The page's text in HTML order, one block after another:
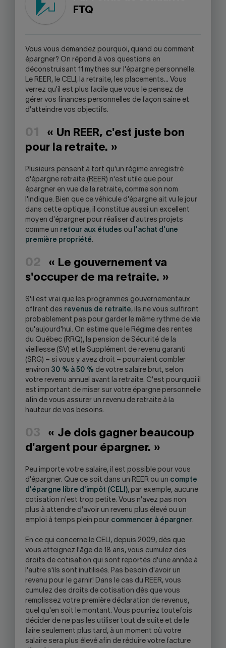
YOUR
APPLICATION.
FTQ
Vous vous demandez pourquoi, quand ou comment
épargner? On répond à vos questions en
déconstruisant 11 mythes sur l'épargne personnelle.
Le REER, le CELI, la retraite, les placements… Vous
verrez qu'il est plus facile que vous le pensez de
gérer vos finances personnelles de façon saine et
d'atteindre vos objectifs.
01
« Un REER, c'est juste bon
pour la retraite. »
Plusieurs pensent à tort qu'un régime enregistré
d'épargne retraite (REER) n'est utile que pour
épargner en vue de la retraite, comme son nom
l'indique. Bien que ce véhicule d'épargne ait vu le jour
dans cette optique, il constitue aussi un excellent
moyen d'épargner pour réaliser d'autres projets
comme un retour aux études ou
l'achat d'une
première propriété.
02
« Le gouvernement va
s'occuper de ma retraite. »
S'il est vrai que les programmes gouvernementaux
offrent des revenus de retraite, ils ne vous suffiront
probablement pas pour garder le même rythme de vie
qu'aujourd'hui. On estime que le Régime des rentes
du Québec (RRQ), la pension de Sécurité de la
vieillesse (SV) et le Supplément de revenu garanti
(SRG) – si vous y avez droit – pourraient combler
environ 30 % à 50 % de votre salaire brut, selon
votre revenu annuel avant la retraite. C'est pourquoi il
est important de miser sur votre épargne personnelle
afin de vous assurer un revenu de retraite à la
hauteur de vos besoins.
03
« Je dois gagner beaucoup
d'argent pour épargner. »
Peu importe votre salaire, il est possible pour vous
d'épargner. Que ce soit dans un REER ou un compte
d'épargne libre d'impôt (CELI), par exemple, aucune
cotisation n'est trop petite. Vous n'avez pas non
plus à attendre d'avoir un revenu plus élevé ou un
emploi à temps plein pour commencer à épargner.
En ce qui concerne le CELI, depuis 2009, dès que
vous atteignez l'âge de 18 ans, vous cumulez des
droits de cotisation qui sont reportés d'une année à
l'autre s'ils sont inutilisés. Pas besoin d'avoir un
revenu pour le garnir! Dans le cas du REER, vous
cumulez des droits de cotisation dès que vous
remplissez votre première déclaration de revenus,
quel qu'en soit le montant. Vous pourriez toutefois
décider de ne pas les utiliser tout de suite et de le
faire seulement plus tard, à un moment où votre
salaire sera plus élevé afin de réduire votre facture